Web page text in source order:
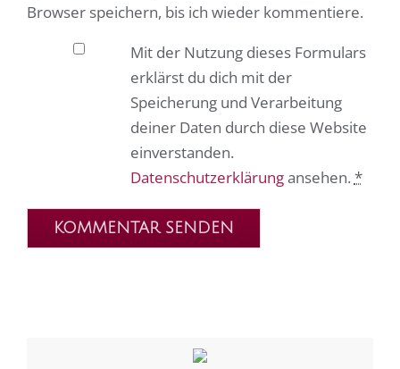
Browser speichern, bis ich wieder kommentiere.
Mit der Nutzung dieses Formulars
erklärst du dich mit der
Speicherung und Verarbeitung
deiner Daten durch diese Website
einverstanden.
Datenschutzerklärungansehen. *